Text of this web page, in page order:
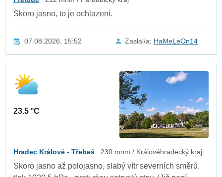
Skoro jasno, to je ochlazení.
07.08.2026, 15:52 Zaslal/a: HaMeLeOn14
23.5 °C
Hradec Králové - Třebeš 230 mnm / Královéhradecký kraj
Skoro jasno až polojasno, slabý vítr severních směrů,